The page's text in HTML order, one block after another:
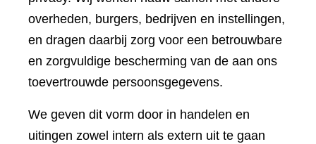
overheden, burgers, bedrijven en instellingen,
en dragen daarbij zorg voor een betrouwbare
en zorgvuldige bescherming van de aan ons
toevertrouwde persoonsgegevens.
We geven dit vorm door in handelen en
uitingen zowel intern als extern uit te gaan